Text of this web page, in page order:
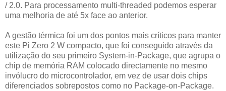
/ 2.0. Para processamento multi-threaded podemos esperar
uma melhoria de até 5x face ao anterior.
A gestão térmica foi um dos pontos mais críticos para manter
este Pi Zero 2 W compacto, que foi conseguido através da
utilização do seu primeiro System-in-Package, que agrupa o
chip de memória RAM colocado directamente no mesmo
invólucro do microcontrolador, em vez de usar dois chips
diferenciados sobrepostos como no Package-on-Package.